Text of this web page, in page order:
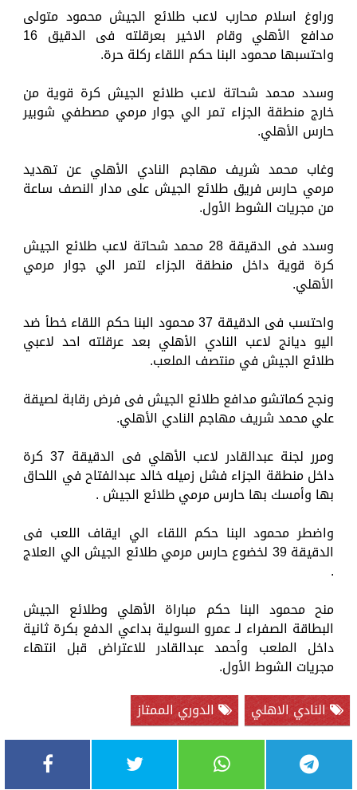
وراوغ اسلام محارب لاعب طلائع الجيش محمود متولى
مدافع الأهلي وقام الاخير بعرقلته فى الدقيق 16
واحتسبها محمود البنا حكم اللقاء ركلة حرة.
وسدد محمد شحاتة لاعب طلائع الجيش كرة قوية من
خارج منطقة الجزاء تمر الي جوار مرمي مصطفي شوبير
حارس الأهلي.
وغاب محمد شريف مهاجم النادي الأهلي عن تهديد
مرمي حارس فريق طلائع الجيش على مدار النصف ساعة
من مجريات الشوط الأول.
وسدد فى الدقيقة 28 محمد شحاتة لاعب طلائع الجيش
كرة قوية داخل منطقة الجزاء لتمر الي جوار مرمي
الأهلي.
واحتسب فى الدقيقة 37 محمود البنا حكم اللقاء خطأ ضد
اليو ديانج لاعب النادي الأهلي بعد عرقلته احد لاعبي
طلائع الجيش في منتصف الملعب.
ونجح كماتشو مدافع طلائع الجيش فى فرض رقابة لصيقة
علي محمد شريف مهاجم النادي الأهلي.
ومرر لجنة عبدالقادر لاعب الأهلي فى الدقيقة 37 كرة
داخل منطقة الجزاء فشل زميله خالد عبدالفتاح في اللحاق
بها وأمسك بها حارس مرمي طلائع الجيش .
واضطر محمود البنا حكم اللقاء الي ايقاف اللعب فى
الدقيقة 39 لخضوع حارس مرمي طلائع الجيش الي العلاج
.
منح محمود البنا حكم مباراة الأهلي وطلائع الجيش
البطاقة الصفراء لـ عمرو السولية بداعي الدفع بكرة ثانية
داخل الملعب وأحمد عبدالقادر للاعتراض قبل انتهاء
مجريات الشوط الأول.
النادي الاهلي
الدوري الممتاز